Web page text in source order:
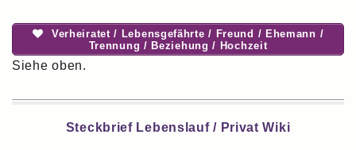
Verheiratet / Lebensgefährte / Freund / Ehemann /
Trennung / Beziehung / Hochzeit
Siehe oben.
Steckbrief Lebenslauf / Privat Wiki